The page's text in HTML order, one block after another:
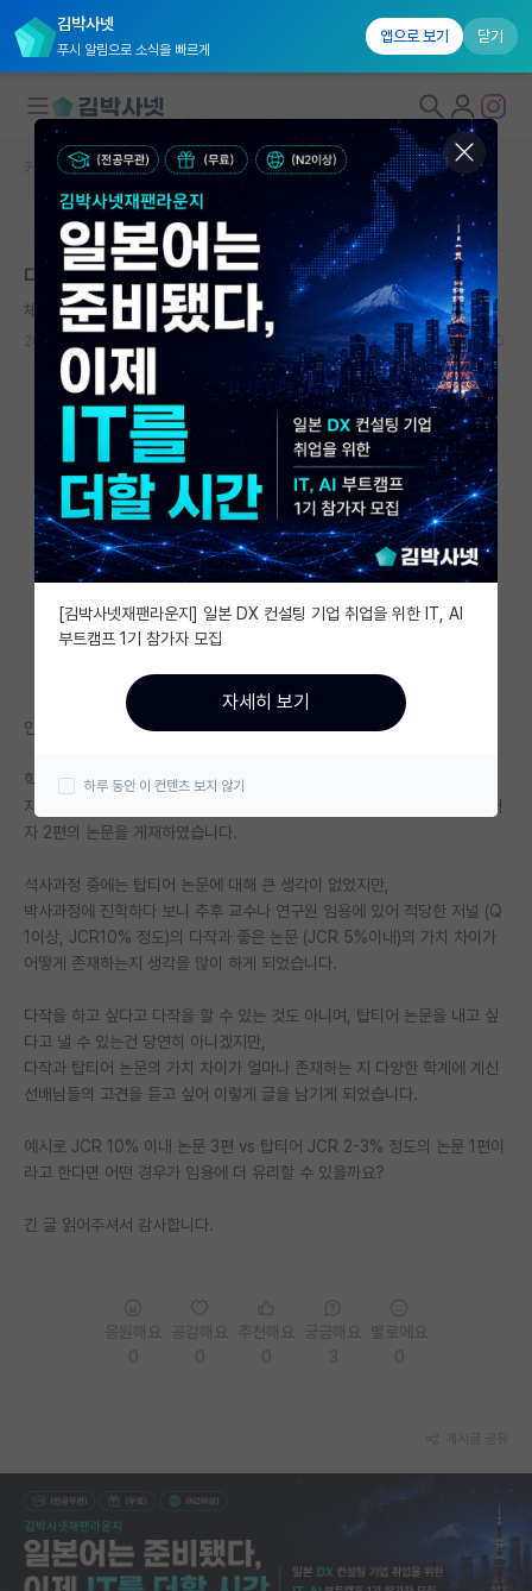
김박사넷
푸시 알림으로 소식을 빠르게
앱으로 보기 닫기
대학원생 모집
국내대학원 정보
연구실&오픈랩
커뮤니티
커뮤니티 홈
전체글보기
베스트 게시판
IF 명예의전당
자유 게시판(아무개랩)
미국 유학 게시판
미국 대학원 합격 후기 게시판
대학원생 모집 게시판
연구실(PI) 홍보 게시판
임용 정보 게시판
학부 인턴 게시판
취업 게시판
임용 후기 게시판
PI 전용 게시판
인문사회 계열 게시판
이벤트
반도체 아카데미
커뮤니티 홈 베스트 게시판
본문이 수정되지 않는 박제글입니다.
다작과 탑티어 논문의 가치 차이
체한 도스토예프스키
2026.05.12
안녕하세요 현재 박사과정 재학 중인 학생입니다.
학위 과정 중 좋은 기회가 있었어서, 현재 박사과정 1년차에 JCR10% 1저
자 1편, JCR10% 공동 1저자 2편, JCR20% 1저자 2편, JCR10% 공동저
자 2편의 논문을 게재하였습니다.
석사과정 중에는 탑티어 논문에 대해 큰 생각이 없었지만,
박사과정에 진학하다 보니 추후 교수나 연구원 임용에 있어 적당한 저널 (Q
1이상, JCR10% 정도)의 다작과 좋은 논문 (JCR 5%이내)의 가치 차이가
어떻게 존재하는지 생각을 많이 하게 되었습니다.
다작을 하고 싶다고 다작을 할 수 있는 것도 아니며, 탑티어 논문을 내고 싶
다고 낼 수 있는건 당연히 아니겠지만,
다작과 탑티어 논문의 가치 차이가 얼마나 존재하는 지 다양한 학계에 계신
선배님들의 고견을 듣고 싶어 이렇게 글을 남기게 되었습니다.
예시로 JCR 10% 이내 논문 3편 vs 탑티어 JCR 2-3% 정도의 논문 1편이
라고 한다면 어떤 경우가 임용에 더 유리할 수 있을까요?
긴 글 읽어주셔서 감사합니다.
[김박사넷재팬라운지] 일본 DX 컨설팅 기업 취업을 위한 IT, AI
부트캠프 1기 참가자 모집
자세히 보기
하루 동안 이 컨텐츠 보지 않기